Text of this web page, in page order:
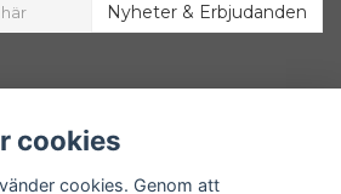
Nyheter & Erbjudanden
marknadsförare. Här inne i shoppen säljer
väl beprövade favoriter som jag själv väljer
Skaparbubblan i sin
cookies
cookies. Genom att